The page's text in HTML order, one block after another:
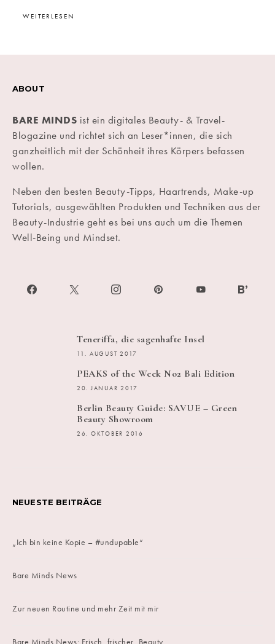
WEITERLESEN
ABOUT
BARE MINDS ist ein digitales Beauty- & Travel-
Blogazine und richtet sich an Leser*innen, die sich
ganzheitlich mit der Schönheit ihres Körpers befassen
wollen.
Neben den besten Beauty-Tipps, Haartrends, Make-up
Tutorials, ausgewählten Produkten und Techniken aus der
Beauty-Industrie geht es bei uns auch um die Themen
Well-Being und Mindset.
Teneriffa, die sagenhafte Insel
11. AUGUST 2017
PEAKS of the Week No2 Bali Edition
20. JANUAR 2017
Berlin Beauty Guide: SAVUE – Green
Beauty Showroom
26. OKTOBER 2016
NEUESTE BEITRÄGE
„Ich bin keine Kopie – #undupable“
Bare Minds News
Zur neuen Routine und mehr Zeit mit mir
Bare Minds News: Frisch, frischer, Beauty